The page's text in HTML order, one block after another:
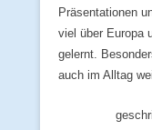
Präsentationen
viel über Europa
gelernt.
auch im Alltag